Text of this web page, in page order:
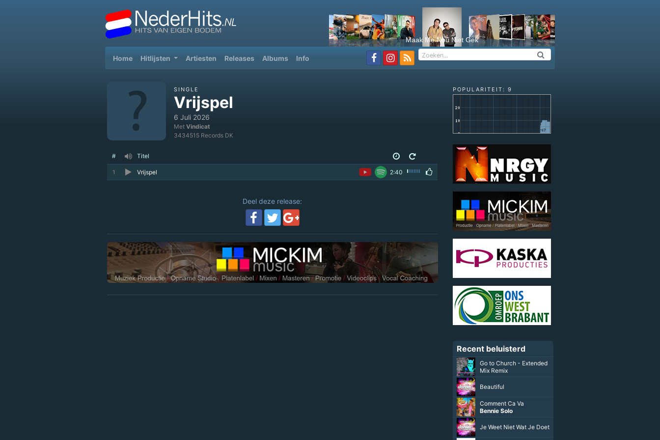
Maak Me Nou Niet Gek
Home(current)
Hitlijsten Artiesten Releases Albums Info
SINGLE
Vrijspel
6 Juli 2026
Met Vindicat
3434515 Records DK
# Titel
1 Vrijspel 2:40
Deel deze release:
POPULARITEIT: 9
Recent beluisterd
Go to Church - Extended
Mix Remix
Beautiful
Comment Ca Va
Bennie Solo
Je Weet Niet Wat Je Doet